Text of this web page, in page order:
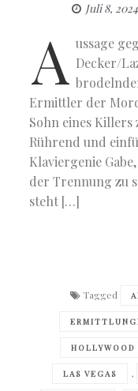
Juli 8, 2024
A ussage
Decker/
Ermittler der
Sohn eines Killers
Rührend und
Klaviergenie
der Trennung zu
steht […]
Tagged
HOLLYWOOD
LAS VEGAS ,